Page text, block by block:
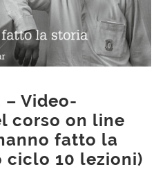
– Video-
corso on line
fatto la
ciclo 10 lezioni)